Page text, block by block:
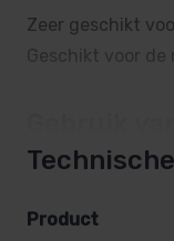
Zeer geschikt
Geschikt voor de
Gebruik
zeggen, dat dit
Product